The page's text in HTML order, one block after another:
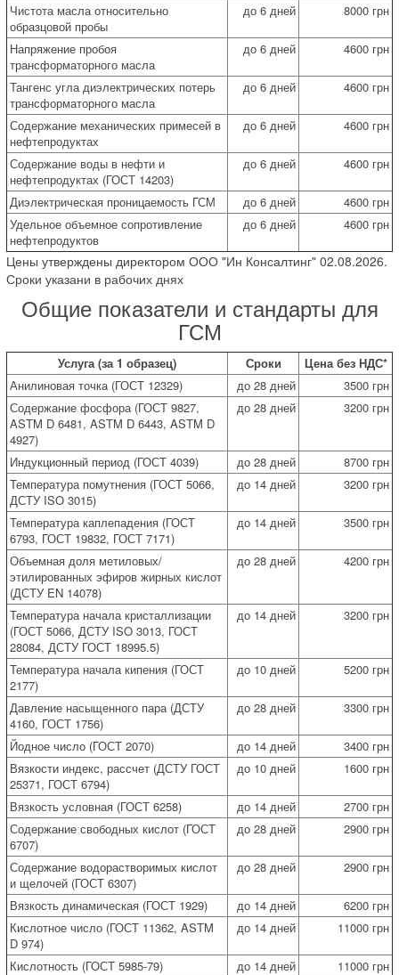
Чистота масла относительно
образцовой пробы
до 6 дней 8000 грн
Напряжение пробоя
трансформаторного масла
до 6 дней 4600 грн
Тангенс угла диэлектрических потерь
трансформаторного масла
до 6 дней 4600 грн
Содержание механических примесей в
нефтепродуктах
до 6 дней 4600 грн
Содержание воды в нефти и
нефтепродуктах (ГОСТ 14203)
до 6 дней 4600 грн
Диэлектрическая проницаемость ГСМ до 6 дней
4600 грн
Удельное объемное сопротивление
нефтепродуктов
до 6 дней 4600 грн
Цены утверждены директором ООО "Ин Консалтинг" 02.08.2026.
Сроки указани в рабочих днях
Общие показатели и стандарты для
ГСМ
Услуга (за 1 образец) Сроки
Цена без НДС*
Анилиновая точка (ГОСТ 12329)
до 28 дней
3500 грн
Содержание фосфора (ГОСТ 9827,
ASTM D 6481, ASTM D 6443, ASTM D
4927)
до 28 дней 3200 грн
Индукционный период (ГОСТ 4039) до 28 дней
8700 грн
Температура помутнения (ГОСТ 5066,
ДСТУ ISO 3015)
до 14 дней 3200 грн
Температура каплепадения (ГОСТ
6793, ГОСТ 19832, ГОСТ 7171)
до 14 дней 3500 грн
Объемная доля метиловых/
этилированных эфиров жирных кислот
(ДСТУ EN 14078)
до 28 дней 4200 грн
Температура начала кристаллизации
(ГОСТ 5066, ДСТУ ISO 3013, ГОСТ
28084, ДСТУ ГОСТ 18995.5)
до 14 дней 3200 грн
Температура начала кипения (ГОСТ
2177)
до 10 дней 5200 грн
Давление насыщенного пара (ДСТУ
4160, ГОСТ 1756)
до 28 дней 3300 грн
Йодное число (ГОСТ 2070) до 14 дней
3400 грн
Вязкости индекс, рассчет (ДСТУ ГОСТ
25371, ГОСТ 6794)
до 10 дней 1600 грн
Вязкость условная (ГОСТ 6258) до 14 дней
2700 грн
Содержание свободных кислот (ГОСТ
6707)
до 28 дней 2900 грн
Содержание водорастворимых кислот
и щелочей (ГОСТ 6307)
до 28 дней 2900 грн
Вязкость динамическая (ГОСТ 1929) до 14 дней
6200 грн
Кислотное число (ГОСТ 11362, ASTM
D 974)
до 14 дней 11000 грн
Кислотность (ГОСТ 5985-79) до 14 дней
11000 грн